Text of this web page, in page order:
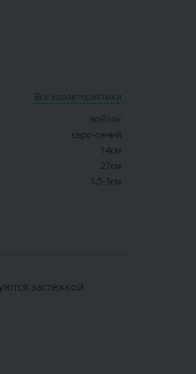
Все характеристики
войлок
серо-синий
14см
27см
1,5-3см
застёжкой.